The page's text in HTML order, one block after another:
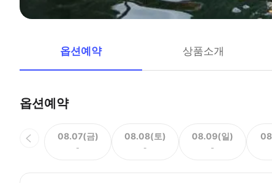
옵션예약 상품소개
옵션예약
08.07(금)
-
08.08(토)
-
08.09(일)
-